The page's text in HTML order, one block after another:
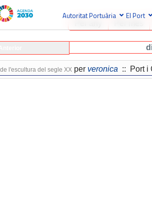
Autoritat Portuària El Port
l'escultura del segle XX per veronica :: Port i